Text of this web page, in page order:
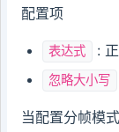
配置项
表达式 :
忽略大小写
当配置分帧模